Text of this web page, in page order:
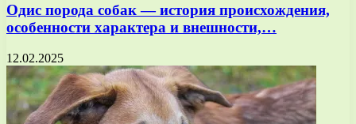
Одис порода собак — история происхождения,
особенности характера и внешности,…
12.02.2025